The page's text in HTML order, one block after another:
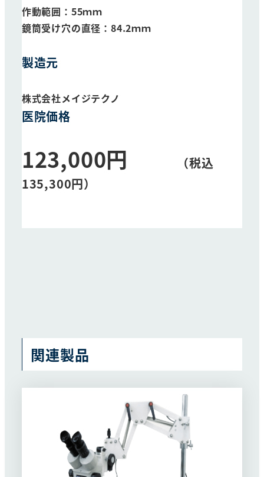
作動範囲：55ｍｍ
鏡筒受け穴の直径：84.2ｍｍ
製造元
株式会社メイジテクノ
医院価格
123,000円
（税込
135,300円）
関連製品